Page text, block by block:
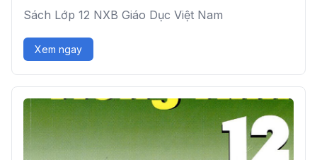
Sách Lớp 12 NXB Giáo Dục Việt Nam
Xem ngay